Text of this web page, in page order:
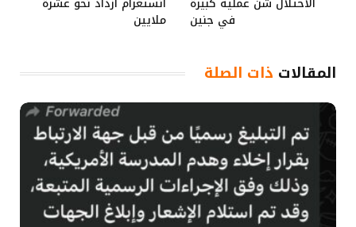
في جنين ملايين
المقالات ذات الصلة